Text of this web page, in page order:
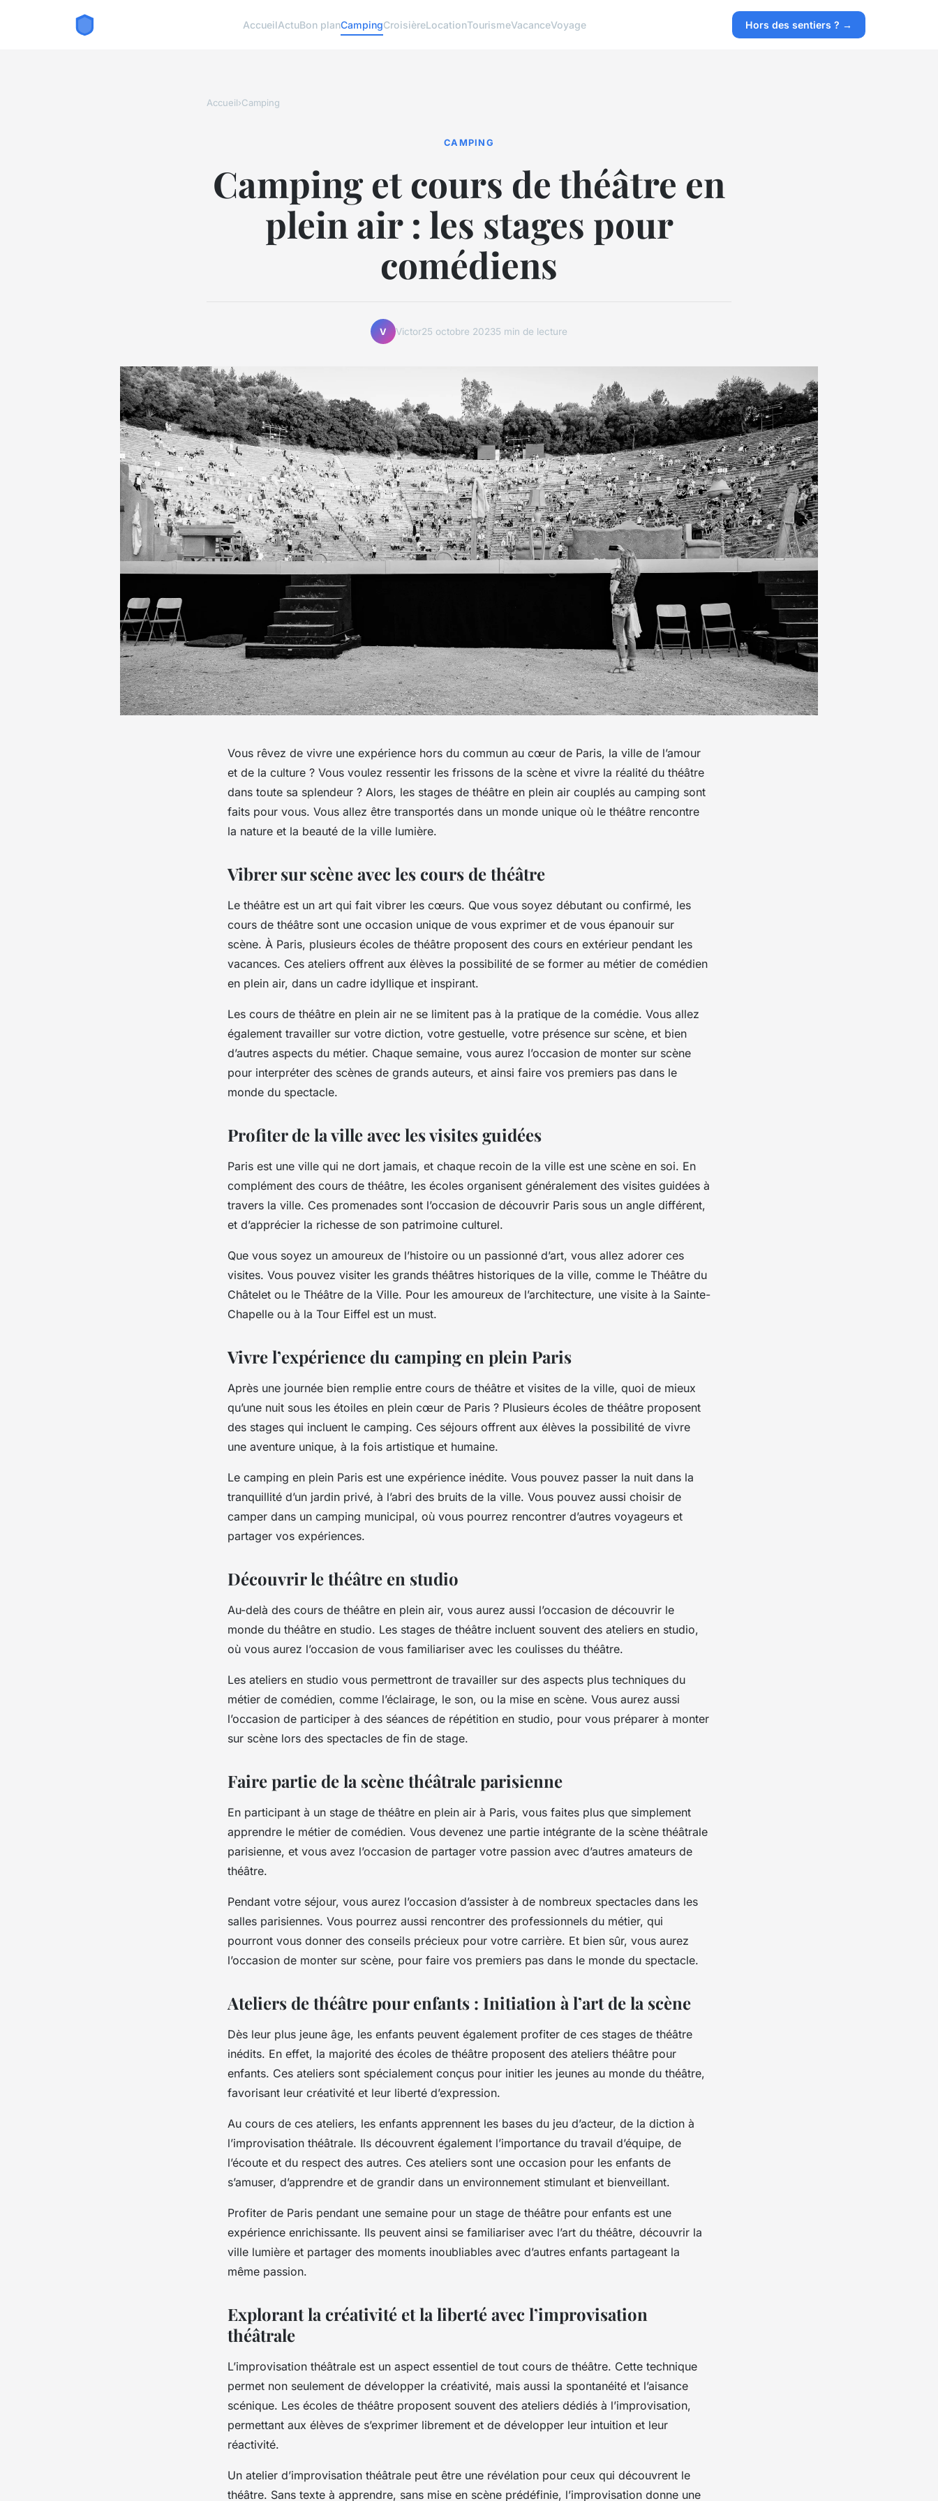
AccueilActuBon planCampingCroisièreLocationTourismeVacanceVoyage Hors des sentiers ? →
Accueil›Camping
CAMPING
Camping et cours de théâtre en
plein air : les stages pour
comédiens
V Victor25 octobre 20235 min de lecture
Vous rêvez de vivre une expérience hors du commun au cœur de Paris, la ville de l’amour
et de la culture ? Vous voulez ressentir les frissons de la scène et vivre la réalité du théâtre
dans toute sa splendeur ? Alors, les stages de théâtre en plein air couplés au camping sont
faits pour vous. Vous allez être transportés dans un monde unique où le théâtre rencontre
la nature et la beauté de la ville lumière.
Vibrer sur scène avec les cours de théâtre
Le théâtre est un art qui fait vibrer les cœurs. Que vous soyez débutant ou confirmé, les
cours de théâtre sont une occasion unique de vous exprimer et de vous épanouir sur
scène. À Paris, plusieurs écoles de théâtre proposent des cours en extérieur pendant les
vacances. Ces ateliers offrent aux élèves la possibilité de se former au métier de comédien
en plein air, dans un cadre idyllique et inspirant.
Les cours de théâtre en plein air ne se limitent pas à la pratique de la comédie. Vous allez
également travailler sur votre diction, votre gestuelle, votre présence sur scène, et bien
d’autres aspects du métier. Chaque semaine, vous aurez l’occasion de monter sur scène
pour interpréter des scènes de grands auteurs, et ainsi faire vos premiers pas dans le
monde du spectacle.
Profiter de la ville avec les visites guidées
Paris est une ville qui ne dort jamais, et chaque recoin de la ville est une scène en soi. En
complément des cours de théâtre, les écoles organisent généralement des visites guidées à
travers la ville. Ces promenades sont l’occasion de découvrir Paris sous un angle différent,
et d’apprécier la richesse de son patrimoine culturel.
Que vous soyez un amoureux de l’histoire ou un passionné d’art, vous allez adorer ces
visites. Vous pouvez visiter les grands théâtres historiques de la ville, comme le Théâtre du
Châtelet ou le Théâtre de la Ville. Pour les amoureux de l’architecture, une visite à la Sainte-
Chapelle ou à la Tour Eiffel est un must.
Vivre l’expérience du camping en plein Paris
Après une journée bien remplie entre cours de théâtre et visites de la ville, quoi de mieux
qu’une nuit sous les étoiles en plein cœur de Paris ? Plusieurs écoles de théâtre proposent
des stages qui incluent le camping. Ces séjours offrent aux élèves la possibilité de vivre
une aventure unique, à la fois artistique et humaine.
Le camping en plein Paris est une expérience inédite. Vous pouvez passer la nuit dans la
tranquillité d’un jardin privé, à l’abri des bruits de la ville. Vous pouvez aussi choisir de
camper dans un camping municipal, où vous pourrez rencontrer d’autres voyageurs et
partager vos expériences.
Découvrir le théâtre en studio
Au-delà des cours de théâtre en plein air, vous aurez aussi l’occasion de découvrir le
monde du théâtre en studio. Les stages de théâtre incluent souvent des ateliers en studio,
où vous aurez l’occasion de vous familiariser avec les coulisses du théâtre.
Les ateliers en studio vous permettront de travailler sur des aspects plus techniques du
métier de comédien, comme l’éclairage, le son, ou la mise en scène. Vous aurez aussi
l’occasion de participer à des séances de répétition en studio, pour vous préparer à monter
sur scène lors des spectacles de fin de stage.
Faire partie de la scène théâtrale parisienne
En participant à un stage de théâtre en plein air à Paris, vous faites plus que simplement
apprendre le métier de comédien. Vous devenez une partie intégrante de la scène théâtrale
parisienne, et vous avez l’occasion de partager votre passion avec d’autres amateurs de
théâtre.
Pendant votre séjour, vous aurez l’occasion d’assister à de nombreux spectacles dans les
salles parisiennes. Vous pourrez aussi rencontrer des professionnels du métier, qui
pourront vous donner des conseils précieux pour votre carrière. Et bien sûr, vous aurez
l’occasion de monter sur scène, pour faire vos premiers pas dans le monde du spectacle.
Ateliers de théâtre pour enfants : Initiation à l’art de la scène
Dès leur plus jeune âge, les enfants peuvent également profiter de ces stages de théâtre
inédits. En effet, la majorité des écoles de théâtre proposent des ateliers théâtre pour
enfants. Ces ateliers sont spécialement conçus pour initier les jeunes au monde du théâtre,
favorisant leur créativité et leur liberté d’expression.
Au cours de ces ateliers, les enfants apprennent les bases du jeu d’acteur, de la diction à
l’improvisation théâtrale. Ils découvrent également l’importance du travail d’équipe, de
l’écoute et du respect des autres. Ces ateliers sont une occasion pour les enfants de
s’amuser, d’apprendre et de grandir dans un environnement stimulant et bienveillant.
Profiter de Paris pendant une semaine pour un stage de théâtre pour enfants est une
expérience enrichissante. Ils peuvent ainsi se familiariser avec l’art du théâtre, découvrir la
ville lumière et partager des moments inoubliables avec d’autres enfants partageant la
même passion.
Explorant la créativité et la liberté avec l’improvisation
théâtrale
L’improvisation théâtrale est un aspect essentiel de tout cours de théâtre. Cette technique
permet non seulement de développer la créativité, mais aussi la spontanéité et l’aisance
scénique. Les écoles de théâtre proposent souvent des ateliers dédiés à l’improvisation,
permettant aux élèves de s’exprimer librement et de développer leur intuition et leur
réactivité.
Un atelier d’improvisation théâtrale peut être une révélation pour ceux qui découvrent le
théâtre. Sans texte à apprendre, sans mise en scène prédéfinie, l’improvisation donne une